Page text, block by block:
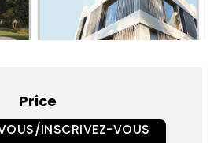
Price
INSCRIVEZ-VOUS